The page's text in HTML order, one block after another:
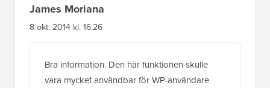
James Moriana
8 okt. 2014 kl. 16:26
Bra information. Den här funktionen skulle
vara mycket användbar för WP-användare